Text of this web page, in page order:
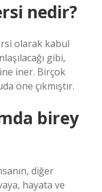
nedir?
olarak kabul
gibi,
iner. Birçok
öne çıkmıştır.
birey
diğer
hayata ve